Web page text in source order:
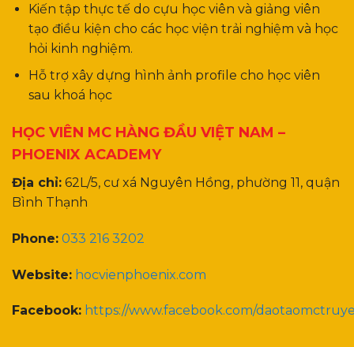
Kiến tập thực tế do cựu học viên và giảng viên
tạo điều kiện cho các học viện trải nghiệm và học
hỏi kinh nghiệm.
Hỗ trợ xây dựng hình ảnh profile cho học viên
sau khoá học
HỌC VIÊN MC HÀNG ĐẦU VIỆT NAM –
PHOENIX ACADEMY
Địa chỉ: 62L/5, cư xá Nguyên Hồng, phường 11, quận
Bình Thạnh
Phone: 033 216 3202
Website: hocvienphoenix.com
Facebook: https://www.facebook.com/